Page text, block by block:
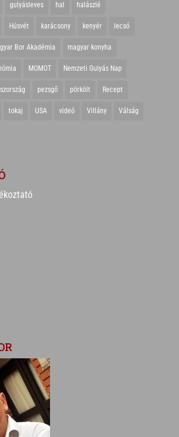
gulyásleves hal halászlé
Húsvét karácsony kenyér lecsó
Bor Akadémia magyar konyha
MOMOT Nemzeti Gulyás Nap
pezsgő pörkölt Recept
tokaj USA videó Villány Válság